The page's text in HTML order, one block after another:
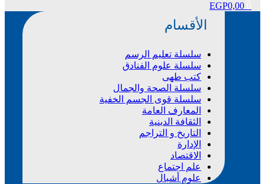
EGP0,00
الأقسام
سلسلة تعليم الرسم
سلسلة علوم الفنادق
كتب طهى
سلسلة الصحة والجمال
سلسلة قوى الجسم الخفية
المعارف العامة
الثقافة الدينية
التاريخ و التراجم
الإدارة
الاقتصاد
علم اجتماع
علوم أشبال